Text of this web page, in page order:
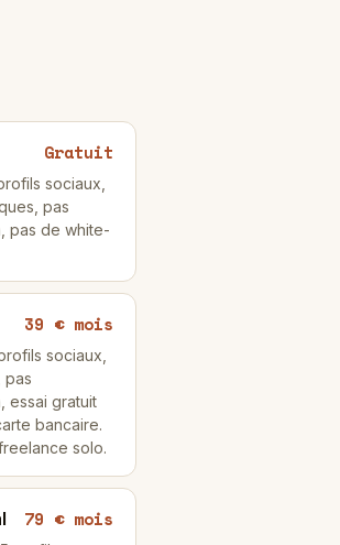
Gratuit
sociaux,
pas
pas de white-
39 € mois
sociaux,
pas
essai gratuit
bancaire.
solo.
79 € mois